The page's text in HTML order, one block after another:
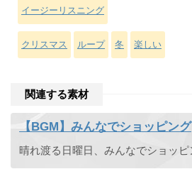
イージーリスニング
クリスマス ループ 冬 楽しい
関連する素材
【BGM】みんなでショッピング